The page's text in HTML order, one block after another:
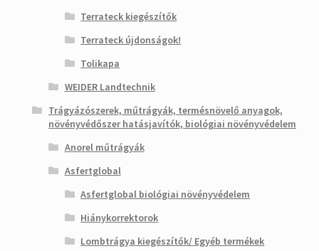
Terrateck kiegészítők
Terrateck újdonságok!
Tolikapa
WEIDER Landtechnik
Trágyázószerek, műtrágyák, termésnövelő anyagok,
növényvédőszer hatásjavítók, biológiai növényvédelem
Anorel műtrágyák
Asfertglobal
Asfertglobal biológiai növényvédelem
Hiánykorrektorok
Lombtrágya kiegészítők/ Egyéb termékek